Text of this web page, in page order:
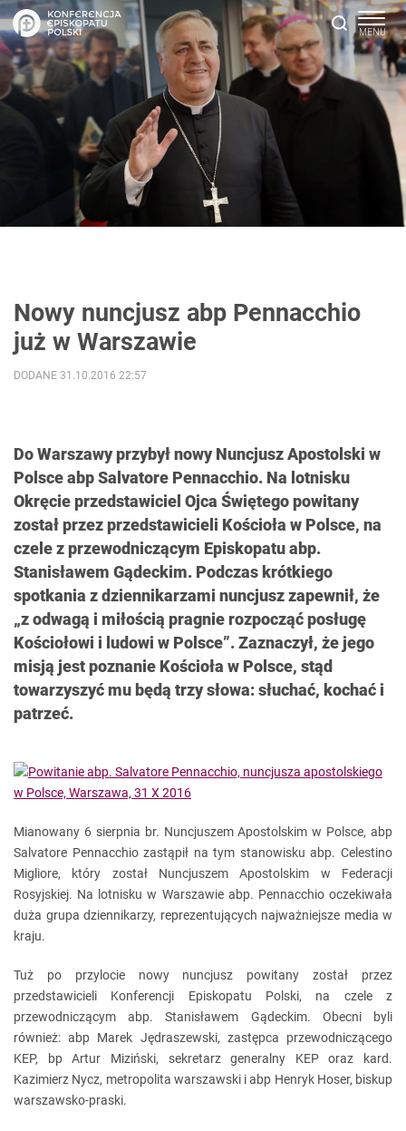
Nowy nuncjusz abp Pennacchio
już w Warszawie
Do Warszawy przybył nowy Nuncjusz Apostolski w
Polsce abp Salvatore Pennacchio. Na lotnisku
Okręcie przedstawiciel Ojca Świętego powitany
został przez przedstawicieli Kościoła w Polsce, na
czele z przewodniczącym Episkopatu abp.
Stanisławem Gądeckim. Podczas krótkiego
spotkania z dziennikarzami nuncjusz zapewnił, że
„z odwagą i miłością pragnie rozpocząć posługę
Kościołowi i ludowi w Polsce”. Zaznaczył, że jego
misją jest poznanie Kościoła w Polsce, stąd
towarzyszyć mu będą trzy słowa: słuchać, kochać i
patrzeć.
DODANE 31.10.2016 22:57
Mianowany 6 sierpnia br. Nuncjuszem Apostolskim w Polsce, abp
Salvatore Pennacchio zastąpił na tym stanowisku abp. Celestino
Migliore, który został Nuncjuszem Apostolskim w Federacji
Rosyjskiej. Na lotnisku w Warszawie abp. Pennacchio oczekiwała
duża grupa dziennikarzy, reprezentujących najważniejsze media w
kraju.
Tuż po przylocie nowy nuncjusz powitany został przez
przedstawicieli Konferencji Episkopatu Polski, na czele z
przewodniczącym abp. Stanisławem Gądeckim. Obecni byli
również: abp Marek Jędraszewski, zastępca przewodniczącego
KEP, bp Artur Miziński, sekretarz generalny KEP oraz kard.
Kazimierz Nycz, metropolita warszawski i abp Henryk Hoser, biskup
warszawsko-praski.